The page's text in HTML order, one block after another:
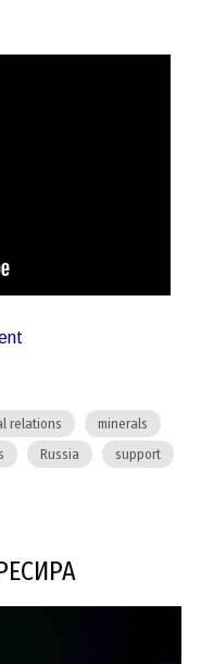
relations
minerals
Russia
support